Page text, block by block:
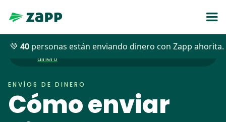
💚 40 personas están enviando dinero con Zapp ahorita.
Blog >>
Envíos de
dinero
>> Cómo enviar dinero a Santander de USA a México
ENVÍOS DE DINERO
Cómo enviar